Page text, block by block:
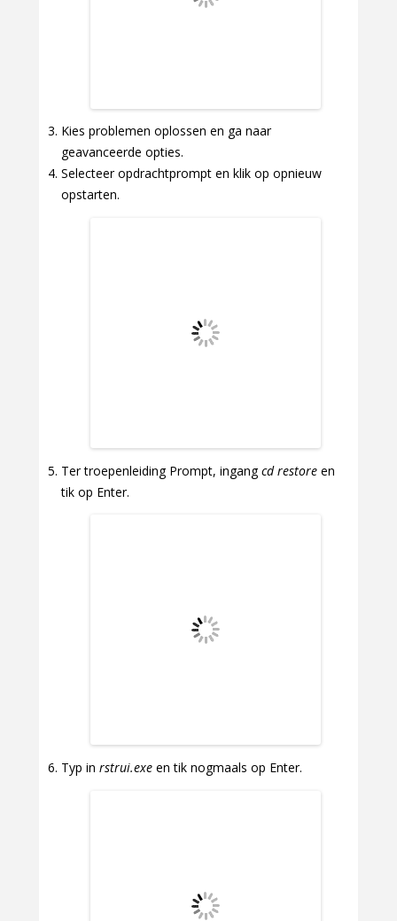
Kies problemen oplossen en ga naar
geavanceerde opties.
Selecteer opdrachtprompt en klik op opnieuw
opstarten.
Ter troepenleiding Prompt, ingangcd restore en
tik op Enter.
Typ in rstrui.exe en tik nogmaals op Enter.